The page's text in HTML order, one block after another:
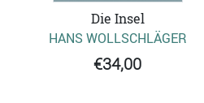
Die Insel
HANS WOLLSCHLÄGER
€34,00